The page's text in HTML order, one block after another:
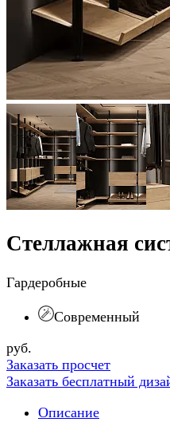
Стеллажная
Гардеробные
Современный
руб.
Заказать просчет
Заказать бесплатный
Описание